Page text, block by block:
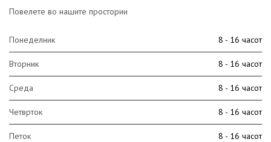
Повелете во нашите простории
Понеделник 8 - 16 часот
Вторник 8 - 16 часот
Среда 8 - 16 часот
Четврток 8 - 16 часот
Петок 8 - 16 часот